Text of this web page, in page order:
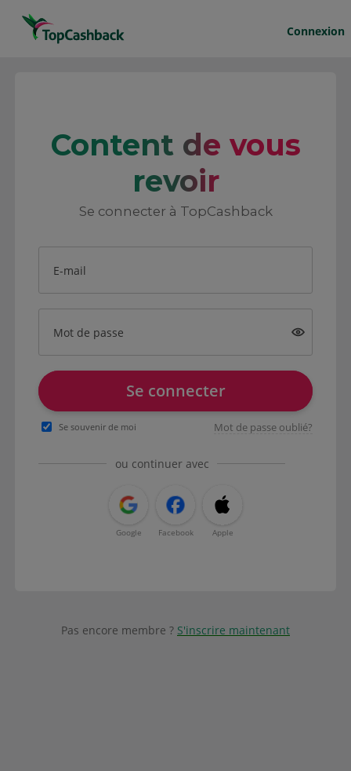
Connexion
Content de vous
revoir
Se connecter à TopCashback
E-mail
Mot de passe
Se connecter
Se souvenir de moi Mot de passe oublié?
ou continuer avec
Google Facebook Apple
Pas encore membre ? S'inscrire maintenant